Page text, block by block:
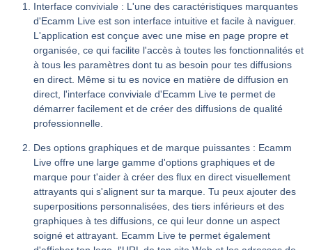
Interface conviviale : L'une des caractéristiques marquantes
d'Ecamm Live est son interface intuitive et facile à naviguer.
L'application est conçue avec une mise en page propre et
organisée, ce qui facilite l'accès à toutes les fonctionnalités et
à tous les paramètres dont tu as besoin pour tes diffusions
en direct. Même si tu es novice en matière de diffusion en
direct, l'interface conviviale d'Ecamm Live te permet de
démarrer facilement et de créer des diffusions de qualité
professionnelle.
Des options graphiques et de marque puissantes : Ecamm
Live offre une large gamme d'options graphiques et de
marque pour t'aider à créer des flux en direct visuellement
attrayants qui s'alignent sur ta marque. Tu peux ajouter des
superpositions personnalisées, des tiers inférieurs et des
graphiques à tes diffusions, ce qui leur donne un aspect
soigné et attrayant. Ecamm Live te permet également